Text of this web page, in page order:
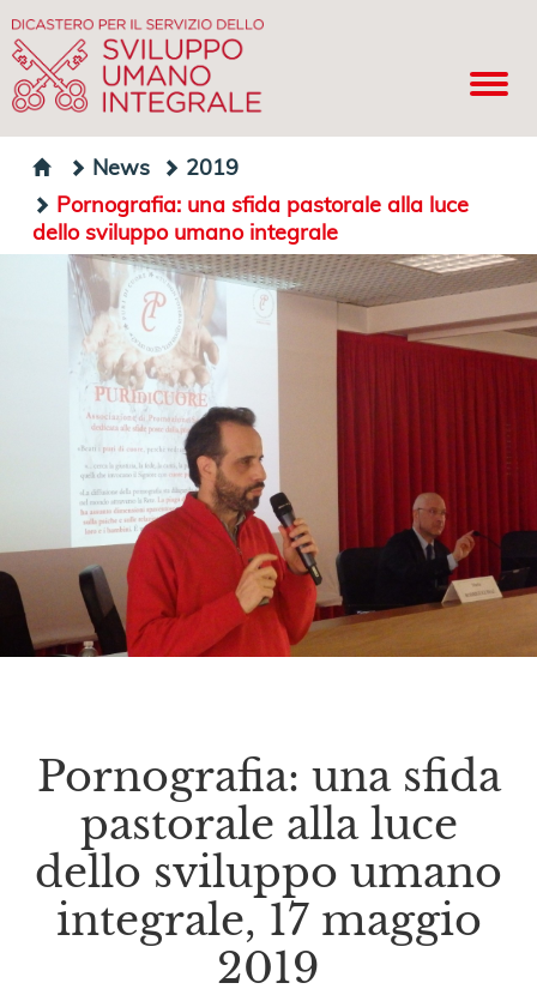
News
2019
Pornografia: una sfida pastorale alla luce
dello sviluppo umano integrale
Pornografia: una sfida
pastorale alla luce
dello sviluppo umano
integrale, 17 maggio
2019